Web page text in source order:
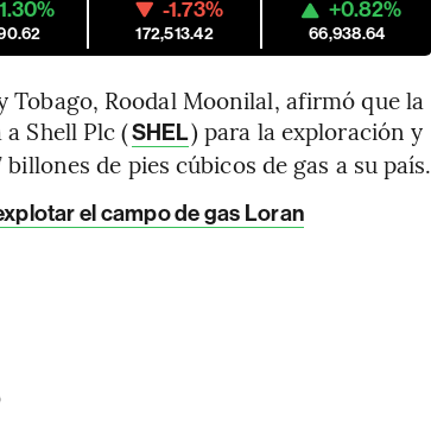
-1.73%
172,513.42
+0.82%
66,938.64
Roodal Moonilal, afirmó que la
Shell Plc (SHEL) para la exploración y
de pies cúbicos de gas a su país.
el campo de gas Loran